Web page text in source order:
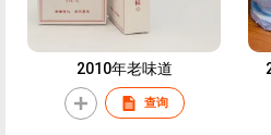
2010年老味道
查询